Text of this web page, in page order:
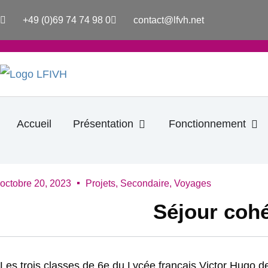
+49 (0)69 74 74 98 0 contact@lfvh.net
Accueil Présentation Ouvrir Présentation
Fonctionnement
octobre 20, 2023 Projets, Secondaire, Voyages
Séjour
Les trois classes de 6e du Lycée français Victor Hugo